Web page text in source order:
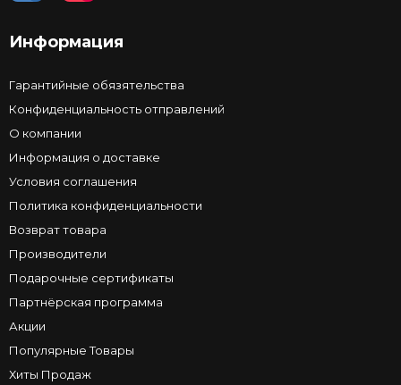
Информация
Гарантийные обязятельства
Конфиденциальность отправлений
О компании
Информация о доставке
Условия соглашения
Политика конфиденциальности
Возврат товара
Производители
Подарочные сертификаты
Партнёрская программа
Акции
Популярные Товары
Хиты Продаж